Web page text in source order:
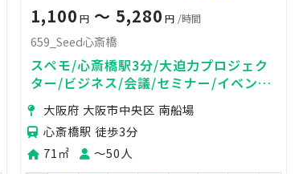
1,100 円〜 5,280 円 /時間
659_Seed心斎橋
スペモ/心斎橋駅3分/大迫力プロジェク
ター/ビジネス/会議/セミナー/イベン
ト/撮影/懇親会/説明会/659_Seed心斎
橋 大阪府 大阪市中央区 南船場
心斎橋駅 徒歩3分
71㎡
〜50人